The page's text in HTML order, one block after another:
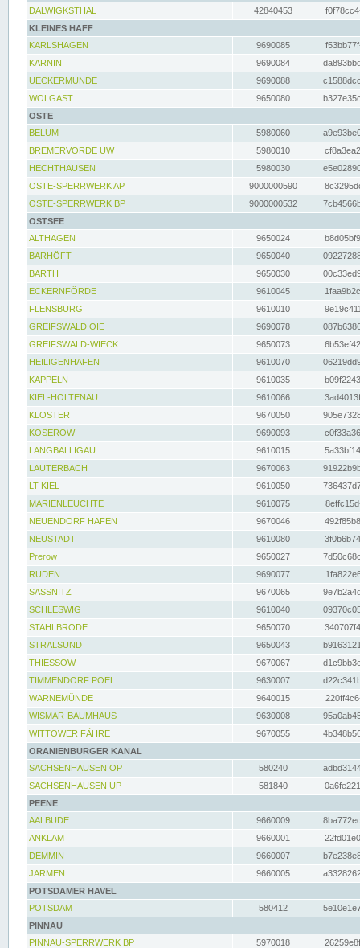
DALWIGKSTHAL
42840453
KLEINES HAFF
KARLSHAGEN
9690085
KARNIN
9690084
UECKERMÜNDE
9690088
WOLGAST
9650080
OSTE
BELUM
5980060
BREMERVÖRDE UW
5980010
HECHTHAUSEN
5980030
OSTE-SPERRWERK AP
9000000590
OSTE-SPERRWERK BP
9000000532
OSTSEE
ALTHAGEN
9650024
BARHÖFT
9650040
BARTH
9650030
ECKERNFÖRDE
9610045
FLENSBURG
9610010
GREIFSWALD OIE
9690078
GREIFSWALD-WIECK
9650073
HEILIGENHAFEN
9610070
KAPPELN
9610035
KIEL-HOLTENAU
9610066
KLOSTER
9670050
KOSEROW
9690093
LANGBALLIGAU
9610015
LAUTERBACH
9670063
LT KIEL
9610050
MARIENLEUCHTE
9610075
NEUENDORF HAFEN
9670046
NEUSTADT
9610080
Prerow
9650027
RUDEN
9690077
SASSNITZ
9670065
SCHLESWIG
9610040
STAHLBRODE
9650070
STRALSUND
9650043
THIESSOW
9670067
TIMMENDORF POEL
9630007
WARNEMÜNDE
9640015
WISMAR-BAUMHAUS
9630008
WITTOWER FÄHRE
9670055
ORANIENBURGER KANAL
SACHSENHAUSEN OP
580240
SACHSENHAUSEN UP
581840
PEENE
AALBUDE
9660009
ANKLAM
9660001
DEMMIN
9660007
JARMEN
9660005
POTSDAMER HAVEL
POTSDAM
580412
PINNAU
PINNAU-SPERRWERK BP
5970018